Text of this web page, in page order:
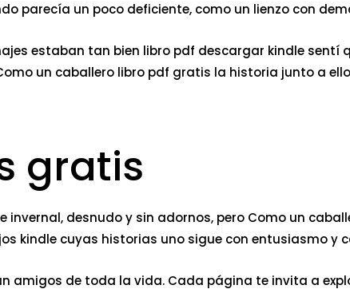
parecía un poco deficiente, como un lienzo con
estaban tan bien libro pdf descargar kindle sentí
un caballero libro pdf gratis la historia junto a
gratis
desnudo y sin adornos, pero Como un
kindle cuyas historias uno sigue con entusiasmo y
amigos de toda la vida. Cada página te invita a